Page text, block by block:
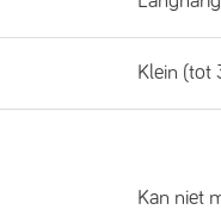
Klein (tot
Kan niet